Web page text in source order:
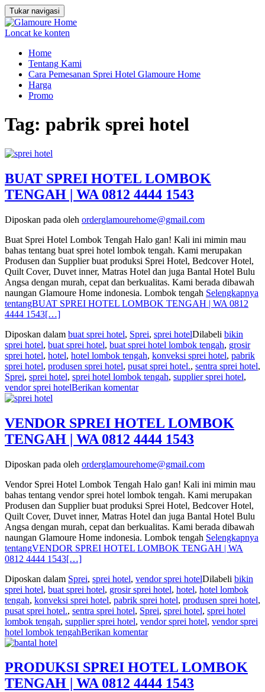
Tukar navigasi
Loncat ke konten
Home
Tentang Kami
Cara Pemesanan Sprei Hotel Glamoure Home
Harga
Promo
Tag: pabrik sprei hotel
BUAT SPREI HOTEL LOMBOK
TENGAH | WA 0812 4444 1543
Diposkan pada oleh orderglamourehome@gmail.com
Buat Sprei Hotel Lombok Tengah Halo gan! Kali ini mimin mau
bahas tentang buat sprei hotel lombok tengah. Kami merupakan
Produsen dan Supplier buat produksi Sprei Hotel, Bedcover Hotel,
Quilt Cover, Duvet inner, Matras Hotel dan juga Bantal Hotel Bulu
Angsa dengan murah, cepat dan berkualitas. Kami berada dibawah
naungan Glamoure Home indonesia. Lombok tengah Selengkapnya
tentangBUAT SPREI HOTEL LOMBOK TENGAH | WA 0812
4444 1543[…]
Diposkan dalam buat sprei hotel, Sprei, sprei hotelDilabeli bikin
sprei hotel, buat sprei hotel, buat sprei hotel lombok tengah, grosir
sprei hotel, hotel, hotel lombok tengah, konveksi sprei hotel, pabrik
sprei hotel, produsen sprei hotel, pusat sprei hotel., sentra sprei hotel,
Sprei, sprei hotel, sprei hotel lombok tengah, supplier sprei hotel,
vendor sprei hotelBerikan komentar
VENDOR SPREI HOTEL LOMBOK
TENGAH | WA 0812 4444 1543
Diposkan pada oleh orderglamourehome@gmail.com
Vendor Sprei Hotel Lombok Tengah Halo gan! Kali ini mimin mau
bahas tentang vendor sprei hotel lombok tengah. Kami merupakan
Produsen dan Supplier buat produksi Sprei Hotel, Bedcover Hotel,
Quilt Cover, Duvet inner, Matras Hotel dan juga Bantal Hotel Bulu
Angsa dengan murah, cepat dan berkualitas. Kami berada dibawah
naungan Glamoure Home indonesia. Lombok tengah Selengkapnya
tentangVENDOR SPREI HOTEL LOMBOK TENGAH | WA
0812 4444 1543[…]
Diposkan dalam Sprei, sprei hotel, vendor sprei hotelDilabeli bikin
sprei hotel, buat sprei hotel, grosir sprei hotel, hotel, hotel lombok
tengah, konveksi sprei hotel, pabrik sprei hotel, produsen sprei hotel,
pusat sprei hotel., sentra sprei hotel, Sprei, sprei hotel, sprei hotel
lombok tengah, supplier sprei hotel, vendor sprei hotel, vendor sprei
hotel lombok tengahBerikan komentar
PRODUKSI SPREI HOTEL LOMBOK
TENGAH | WA 0812 4444 1543